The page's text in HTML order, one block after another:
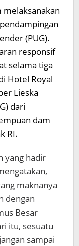
melaksanakan
(PUG).
responsif
selama tiga
Hotel Royal
Lieska
dari
dam
RI.
yang hadir
maknanya
dengan
Besar
itu, sesuatu
sampai